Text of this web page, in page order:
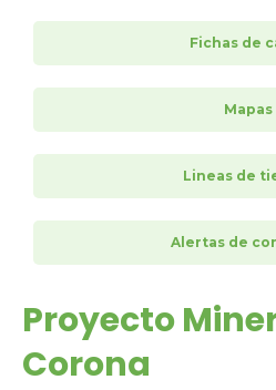
Fichas de
Mapas
Lineas de
Alertas de
Proyecto
Corona